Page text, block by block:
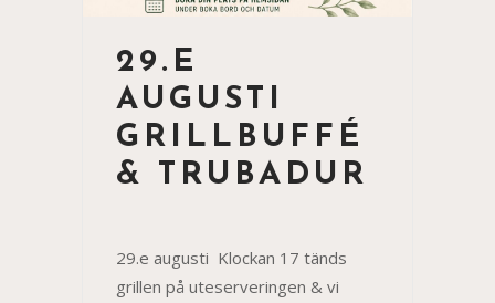
29.E
AUGUSTI
GRILLBUFFÉ
& TRUBADUR
29.e augusti Klockan 17 tänds
grillen på uteserveringen & vi